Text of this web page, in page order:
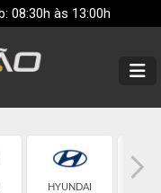
08:30h às 13:00h
HYUNDAI